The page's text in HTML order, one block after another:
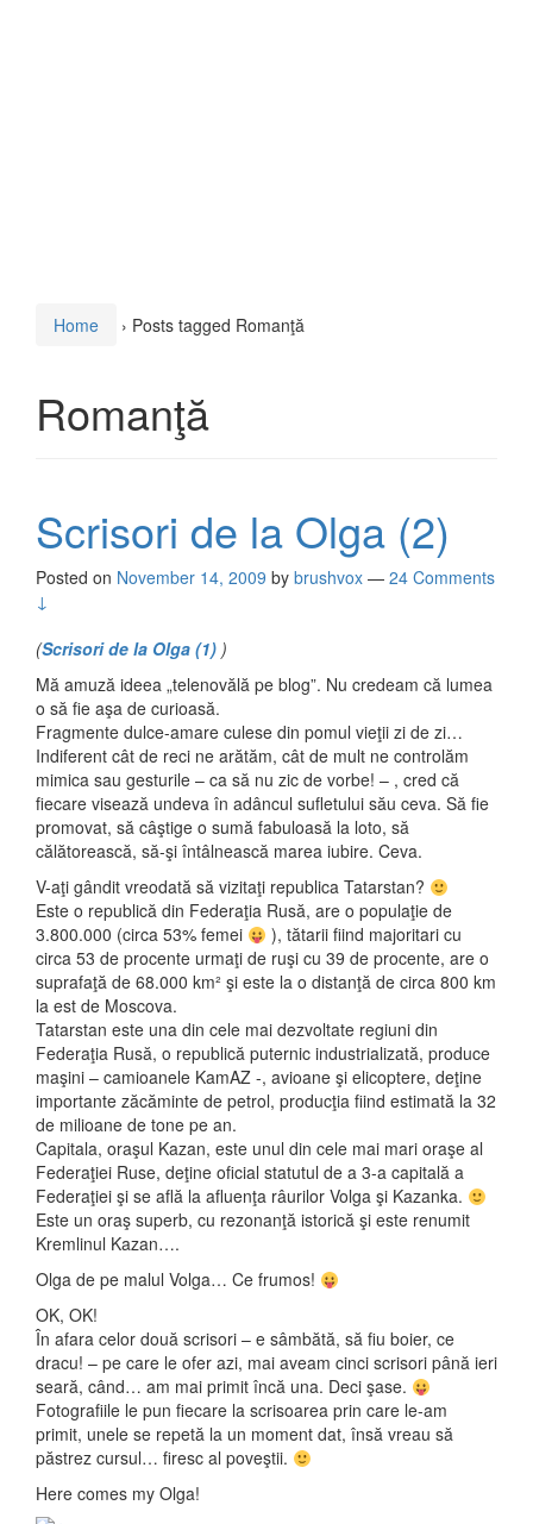
Home › Posts tagged Romanţă
Romanţă
Scrisori de la Olga (2)
Posted on November 14, 2009 by brushvox — 24 Comments
↓
(Scrisori de la Olga (1) )
Mă amuză ideea „telenovălă pe blog”. Nu credeam că lumea
o să fie aşa de curioasă.
Fragmente dulce-amare culese din pomul vieţii zi de zi…
Indiferent cât de reci ne arătăm, cât de mult ne controlăm
mimica sau gesturile – ca să nu zic de vorbe! – , cred că
fiecare visează undeva în adâncul sufletului său ceva. Să fie
promovat, să câştige o sumă fabuloasă la loto, să
călătorească, să-şi întâlnească marea iubire. Ceva.
V-aţi gândit vreodată să vizitaţi republica Tatarstan?
Este o republică din Federaţia Rusă, are o populaţie de
3.800.000 (circa 53% femei
), tătarii fiind majoritari cu
circa 53 de procente urmaţi de ruşi cu 39 de procente, are o
suprafaţă de 68.000 km² şi este la o distanţă de circa 800 km
la est de Moscova.
Tatarstan este una din cele mai dezvoltate regiuni din
Federaţia Rusă, o republică puternic industrializată, produce
maşini – camioanele KamAZ -, avioane şi elicoptere, deţine
importante zăcăminte de petrol, producţia fiind estimată la 32
de milioane de tone pe an.
Capitala, oraşul Kazan, este unul din cele mai mari oraşe al
Federaţiei Ruse, deţine oficial statutul de a 3-a capitală a
Federaţiei şi se află la afluenţa râurilor Volga şi Kazanka.
Este un oraş superb, cu rezonanţă istorică şi este renumit
Kremlinul Kazan….
Olga de pe malul Volga… Ce frumos!
OK, OK!
În afara celor două scrisori – e sâmbătă, să fiu boier, ce
dracu! – pe care le ofer azi, mai aveam cinci scrisori până ieri
seară, când… am mai primit încă una. Deci şase.
Fotografiile le pun fiecare la scrisoarea prin care le-am
primit, unele se repetă la un moment dat, însă vreau să
păstrez cursul… firesc al poveştii.
Here comes my Olga!